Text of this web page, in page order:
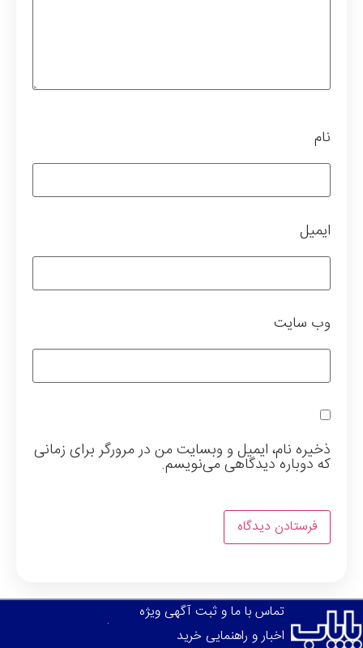
نام
ایمیل
وب‌ سایت
ذخیره نام، ایمیل و وبسایت من در مرورگر برای زمانی
که دوباره دیدگاهی می‌نویسم.
تماس با ما و ثبت آگهی ویژه
اخبار و راهنمایی خرید